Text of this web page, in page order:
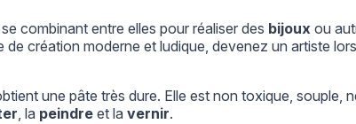
combinant entre elles pour réaliser des bijoux ou
création moderne et ludique, devenez un artiste
une pâte très dure. Elle est non toxique, souple,
, la peindre et la vernir.